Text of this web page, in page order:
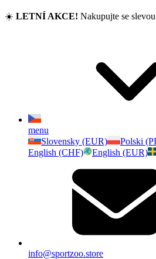
☀️ LETNÍ AKCE! Nakupujte se slevou
menu
Slovensky (EUR)
Polski
English (CHF)
English (EUR)
info@sportzoo.store